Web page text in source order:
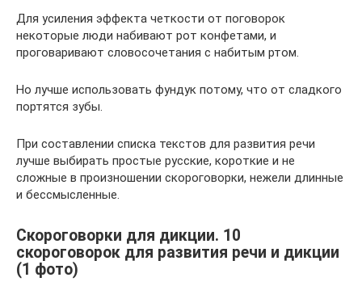
Для усиления эффекта четкости от поговорок
некоторые люди набивают рот конфетами, и
проговаривают словосочетания с набитым ртом.
Но лучше использовать фундук потому, что от сладкого
портятся зубы.
При составлении списка текстов для развития речи
лучше выбирать простые русские, короткие и не
сложные в произношении скороговорки, нежели длинные
и бессмысленные.
Скороговорки для дикции. 10
скороговорок для развития речи и дикции
(1 фото)